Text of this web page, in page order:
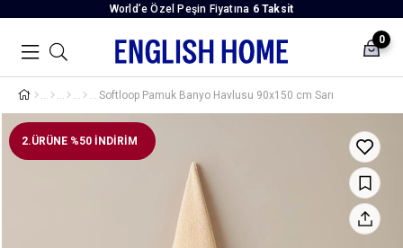
World’e Özel Peşin Fiyatına 6 Taksit
0
Softloop Pamuk Banyo Havlusu 90x150 cm Sarı
2.ÜRÜNE %50 İNDİRİM